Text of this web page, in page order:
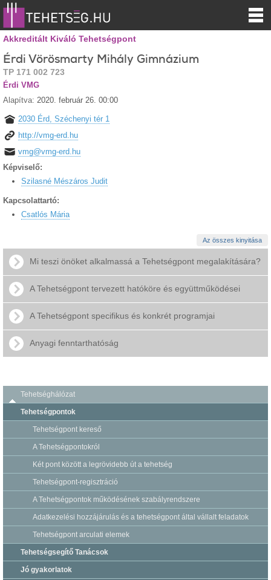
Akkreditált Kiváló Tehetségpont
Érdi Vörösmarty Mihály Gimnázium
TP 171 002 723
Érdi VMG
Alapítva: 2020. február 26. 00:00
2030 Érd, Széchenyi tér 1
http://vmg-erd.hu
vmg@vmg-erd.hu
Képviselő:
Szilasné Mészáros Judit
Kapcsolattartó:
Csatlós Mária
Az összes kinyitása
Mi teszi önöket alkalmassá a Tehetségpont megalakítására?
A Tehetségpont tervezett hatóköre és együttműködései
A Tehetségpont specifikus és konkrét programjai
Anyagi fenntarthatóság
Tehetséghálózat
Tehetségpontok
Tehetségpont kereső
A Tehetségpontokról
Két pont között a legrövidebb út a tehetség
Tehetségpont-regisztráció
A Tehetségpontok működésének szabályrendszere
Adatkezelési hozzájárulás és a tehetségpont által vállalt feladatok
Tehetségpont arculati elemek
Tehetségsegítő Tanácsok
Jó gyakorlatok